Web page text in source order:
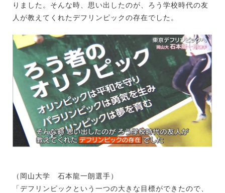
りました。そんな時、思い出したのが、ろう学校時代の友
人が教えてくれたデフリンピックの存在でした。
（岡山大学 石本龍一朗選手）
「デフリンピックという一つの大きな目標ができたので、